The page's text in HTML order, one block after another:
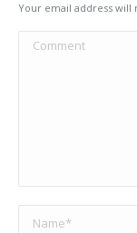
Your email address will
Comment
Name *